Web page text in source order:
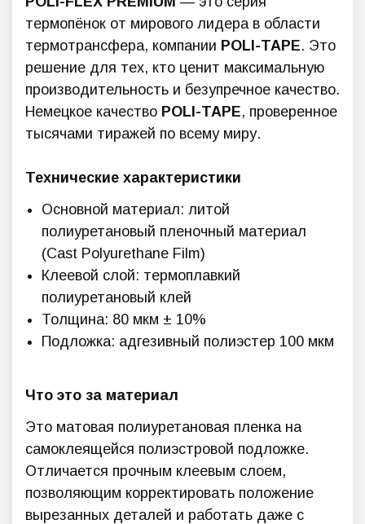
термопёнок от мирового лидера в области
термотрансфера, компании POLI-TAPE. Это
решение для тех, кто ценит максимальную
производительность и безупречное качество.
Немецкое качество POLI-TAPE, проверенное
тысячами тиражей по всему миру.
Технические характеристики
Основной материал: литой
полиуретановый пленочный материал
(Cast Polyurethane Film)
Клеевой слой: термоплавкий
полиуретановый клей
Толщина: 80 мкм ± 10%
Подложка: адгезивный полиэстер 100 мкм
Что это за материал
Это матовая полиуретановая пленка на
самоклеящейся полиэстровой подложке.
Отличается прочным клеевым слоем,
позволяющим корректировать положение
вырезанных деталей и работать даже с